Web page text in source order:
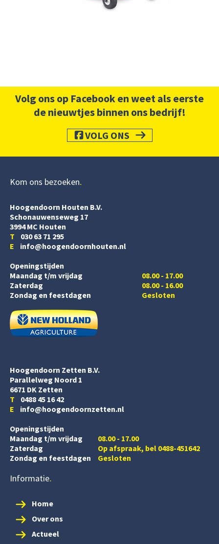
Volg ons op Facebook en weet als eerste
de nieuwtjes binnen ons bedrijf!
VOLG ONS
Kom ons bezoeken
Hoogendoorn Houten B.V.
Schonauwenseweg 17
3994 MC Houten
T 030 63 71 295
E info@hoogendoornhouten.nl
Openingstijden
Maandag t/m vrijdag
Zaterdag
08.00 - 17.00
08.00 - 16.00
Zondag en feestdagen
Gesloten
Hoogendoorn Zetten B.V.
Parallelweg Noord 1
6671 DK Zetten
T 0488 45 16 42
E info@hoogendoornzetten.nl
Openingstijden
Maandag t/m vrijdag
08.00 - 17.00
Zaterdag
Op afspraak, bel 0488-451642
Zondag en feestdagen
Gesloten
Informatie
Home
Over ons
Actueel